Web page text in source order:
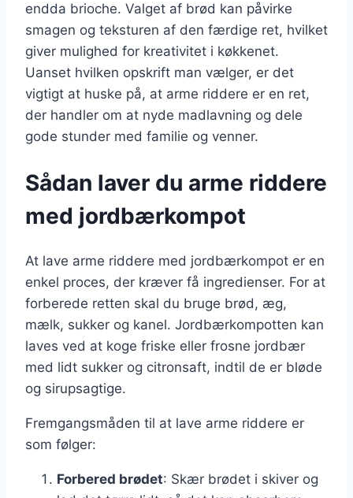
endda brioche. Valget af brød kan påvirke
smagen og teksturen af den færdige ret, hvilket
giver mulighed for kreativitet i køkkenet.
Uanset hvilken opskrift man vælger, er det
vigtigt at huske på, at arme riddere er en ret,
der handler om at nyde madlavning og dele
gode stunder med familie og venner.
Sådan laver du arme riddere
med jordbærkompot
At lave arme riddere med jordbærkompot er en
enkel proces, der kræver få ingredienser. For at
forberede retten skal du bruge brød, æg,
mælk, sukker og kanel. Jordbærkompotten kan
laves ved at koge friske eller frosne jordbær
med lidt sukker og citronsaft, indtil de er bløde
og sirupsagtige.
Fremgangsmåden til at lave arme riddere er
som følger:
Forbered brødet: Skær brødet i skiver og